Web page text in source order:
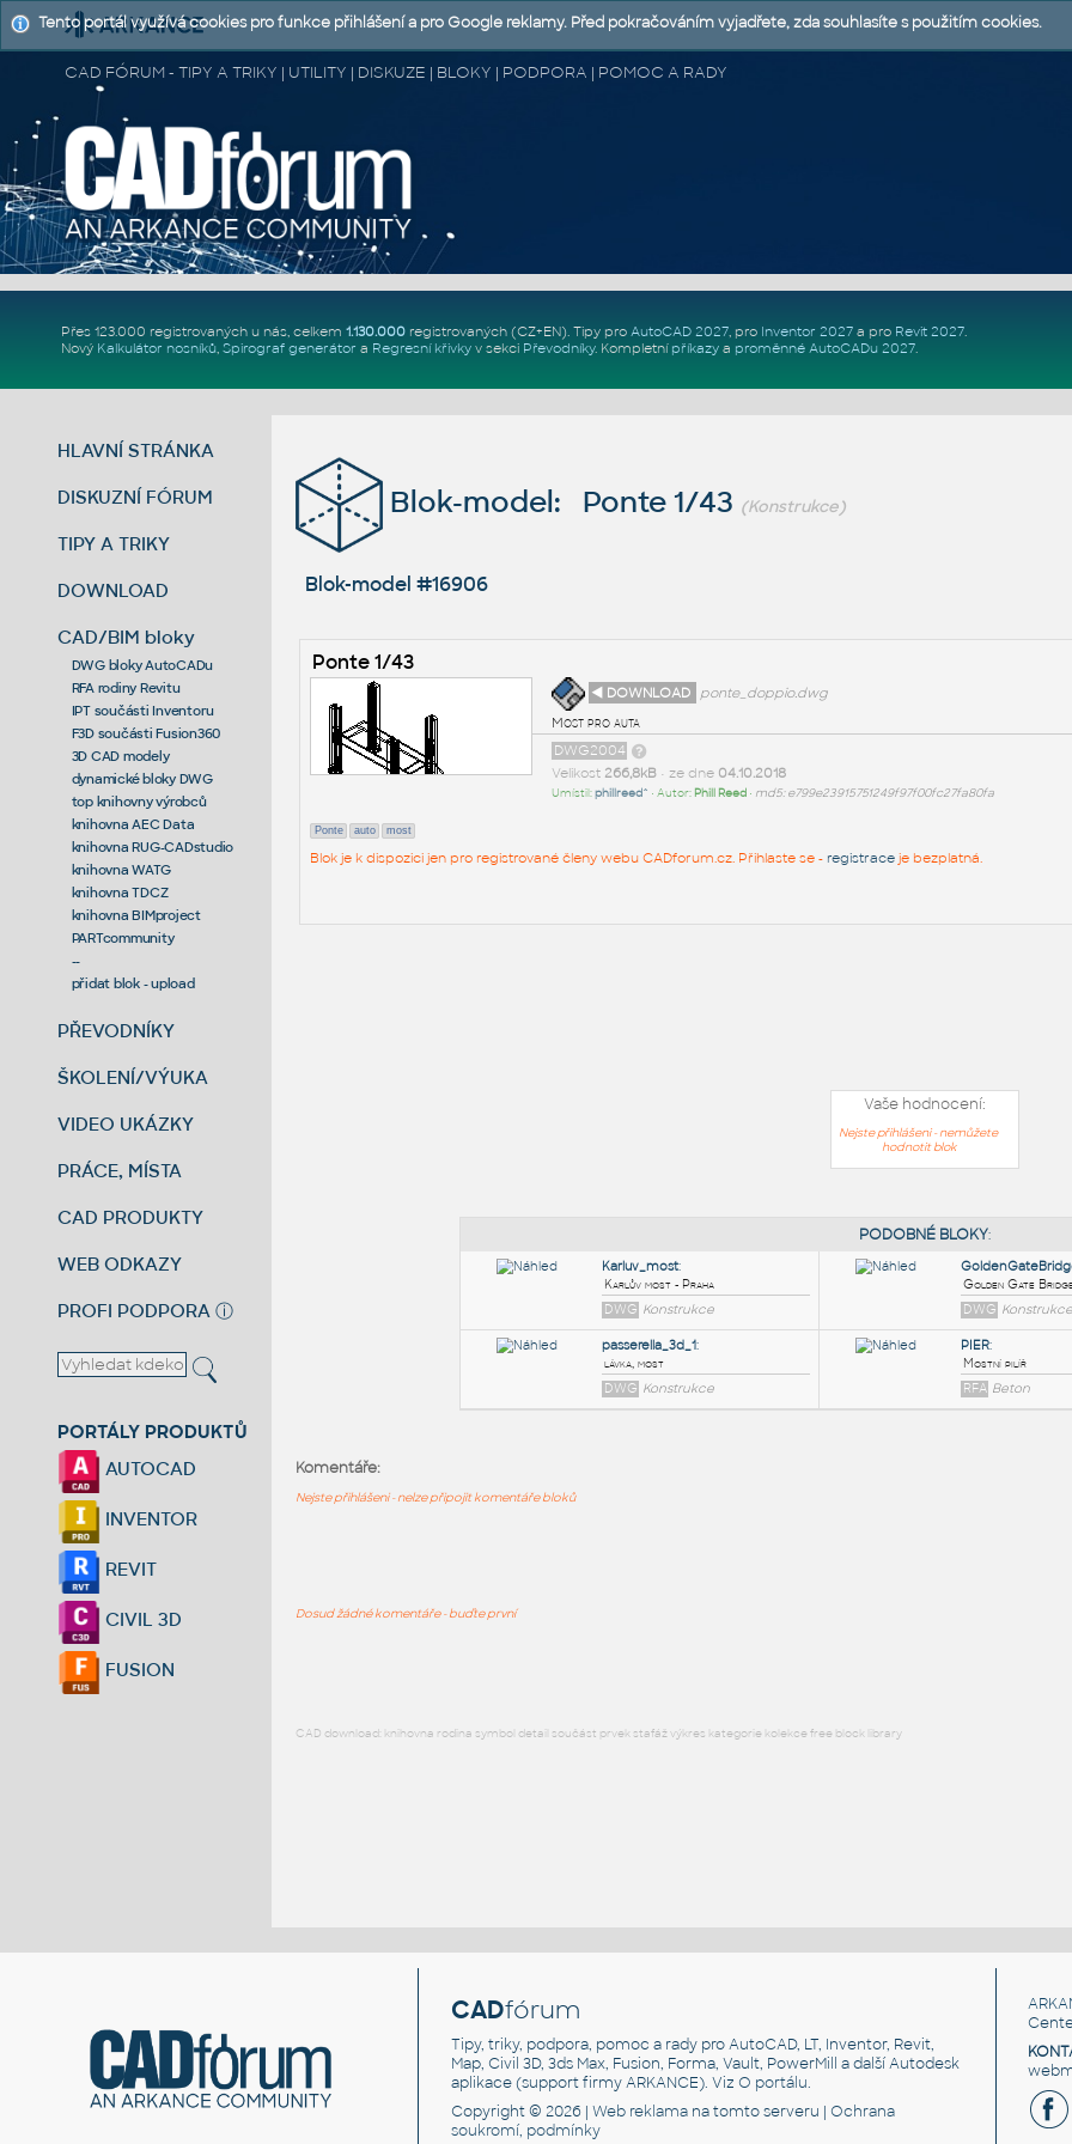
CAD FÓRUM - TIPY A TRIKY | UTILITY | DISKUZE | BLOKY | PODPORA | POMOC A RADY
Přes 123.000 registrovaných u nás, celkem 1.130.000registrovaných (CZ+EN). Tipy pro AutoCAD 2027, pro Inventor 2027a pro Revit 2027.
Nový Kalkulátor nosníků, Spirograf generátor a Regresní křivkyv sekci Převodníky. Kompletní příkazya proměnné AutoCADu 2027.
HLAVNÍ STRÁNKA
DISKUZNÍ FÓRUM
TIPY A TRIKY
DOWNLOAD
CAD/BIM bloky
DWG bloky AutoCADu
RFA rodiny Revitu
IPT součásti Inventoru
F3D součásti Fusion360
3D CAD modely
dynamické bloky DWG
top knihovny výrobců
knihovna AEC Data
knihovna RUG-CADstudio
knihovna WATG
knihovna TDCZ
knihovna BIMproject
PARTcommunity
--
přidat blok - upload
PŘEVODNÍKY
ŠKOLENÍ/VÝUKA
VIDEO UKÁZKY
PRÁCE, MÍSTA
CAD PRODUKTY
WEB ODKAZY
PROFI PODPORA ⓘ
PORTÁLY PRODUKTŮ
AUTOCAD
INVENTOR
REVIT
CIVIL 3D
FUSION
Blok-model: Ponte 1/43 (Konstrukce)
Blok-model #16906
Ponte 1/43
◄ DOWNLOAD
ponte_doppio.dwg
Most pro auta
DWG2004
Velikost 266,8kB• ze dne 04.10.2018
Umístil:phillreed^ • Autor: Phill Reed• md5: e799e23915751249f97f00fc27fa80fa
Ponte auto most
Blok je k dispozici jen pro registrované členy webu CADforum.cz. Přihlaste se - registraceje bezplatná.
Vaše hodnocení:
Nejste přihlášeni - nemůžete
hodnotit blok
Komentáře:
Nejste přihlášeni - nelze připojit komentáře bloků
Dosud žádné komentáře - buďte první
CAD download: knihovna rodina symbol detail součást prvek stafáž výkres kategorie kolekce free block library
CADfórum
Tipy, triky, podpora, pomoc a rady pro AutoCAD, LT, Inventor, Revit,
Map, Civil 3D, 3ds Max, Fusion, Forma, Vault, PowerMill a další Autodesk
aplikace (support firmy ARKANCE). VizO portálu.
Copyright © 2026 |Web reklama na tomto serveru |Ochrana
soukromí, podmínky
Tento portál využívá cookies pro funkce přihlášení a pro Google reklamy. Před pokračováním vyjadřete, zda souhlasíte s použitím cookies.